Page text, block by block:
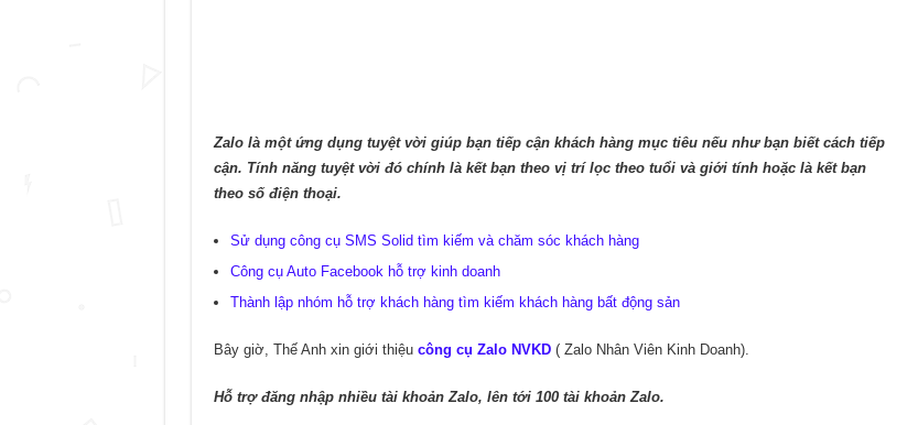
Zalo là một ứng dụng tuyệt vời giúp bạn tiếp cận khách hàng mục tiêu nếu như bạn biết cách tiếp
cận. Tính năng tuyệt vời đó chính là kết bạn theo vị trí lọc theo tuổi và giới tính hoặc là kết bạn
theo số điện thoại.
Sử dụng công cụ SMS Solid tìm kiếm và chăm sóc khách hàng
Công cụ Auto Facebook hỗ trợ kinh doanh
Thành lập nhóm hỗ trợ khách hàng tìm kiếm khách hàng bất động sản
Bây giờ, Thế Anh xin giới thiệu công cụ Zalo NVKD( Zalo Nhân Viên Kinh Doanh).
Hỗ trợ đăng nhập nhiều tài khoản Zalo, lên tới 100 tài khoản Zalo.